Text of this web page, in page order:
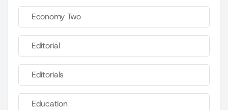
Economy Two
Editorial
Editorials
Education